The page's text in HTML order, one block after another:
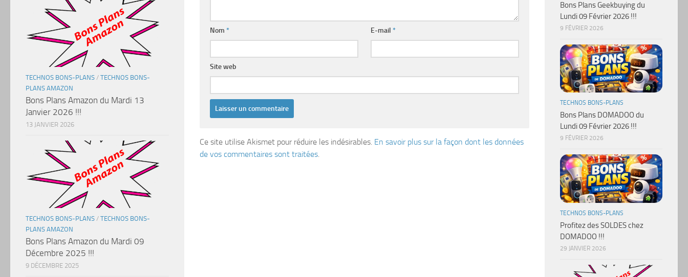
Nom * E-mail*
Site web
Ce site utilise Akismet pour réduire les indésirables. En savoir plus sur la façon dont les données
de vos commentaires sont traitées
TECHNOS BONS-PLANS / TECHNOS BONS-
PLANS AMAZON
Bons Plans Amazon du Mardi 13
Janvier 2026 !!!
13 JANVIER 2026
TECHNOS BONS-PLANS / TECHNOS BONS-
PLANS AMAZON
Bons Plans Amazon du Mardi 09
Décembre 2025 !!!
9 DÉCEMBRE 2025
Bons Plans Geekbuying du
Lundi 09 Février 2026 !!!
9 FÉVRIER 2026
TECHNOS BONS-PLANS
Bons Plans DOMADOO du
Lundi 09 Février 2026 !!!
9 FÉVRIER 2026
TECHNOS BONS-PLANS
Profitez des SOLDES chez
DOMADOO !!!
29 JANVIER 2026